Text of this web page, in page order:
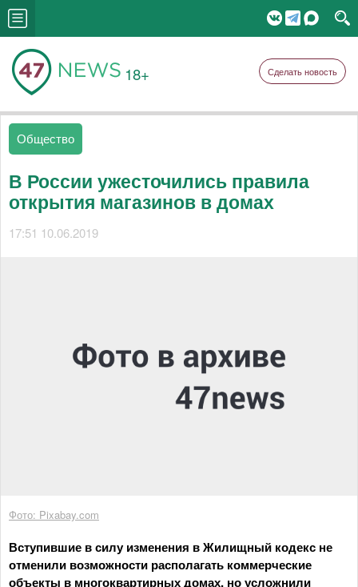
18+ Сделать новость
Общество
В России ужесточились правила
открытия магазинов в домах
17:51 10.06.2019
Фото: Pixabay.com
Вступившие в силу изменения в Жилищный кодекс не
отменили возможности располагать коммерческие
объекты в многоквартирных домах, но усложнили